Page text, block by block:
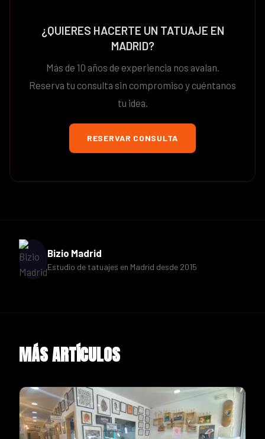
¿QUIERES HACERTE UN TATUAJE EN
MADRID?
Más de 10 años de experiencia nos avalan.
Reserva tu consulta sin compromiso y cuéntanos
tu idea.
RESERVAR CONSULTA
Bizio Madrid
Estudio de tatuajes en Madrid desde 2015
MÁS ARTÍCULOS